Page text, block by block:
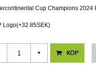
Cup Champions 2024
Logo(+32.85SEK)
KÖP